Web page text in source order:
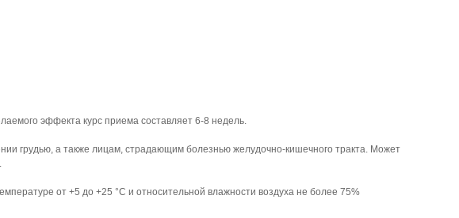
эффекта курс приема составляет 6-8 недель.
грудью, а также лицам, страдающим болезнью желудочно-кишечного тракта. Может
от +5 до +25 °C и относительной влажности воздуха не более 75%